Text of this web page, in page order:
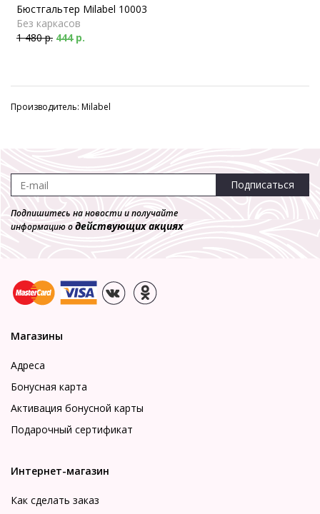
Бюстгальтер Milabel 10003
Без каркасов
1 480 р. 444 р.
Производитель: Milabel
Подписаться
Подпишитесь на новости и получайте
информацию одействующих акциях
Магазины
Адреса
Бонусная карта
Активация бонусной карты
Подарочный сертификат
Интернет-магазин
Как сделать заказ